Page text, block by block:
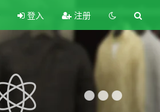
登入 注册